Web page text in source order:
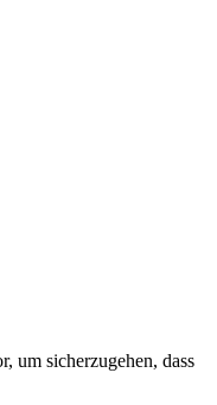
um sicherzugehen, dass